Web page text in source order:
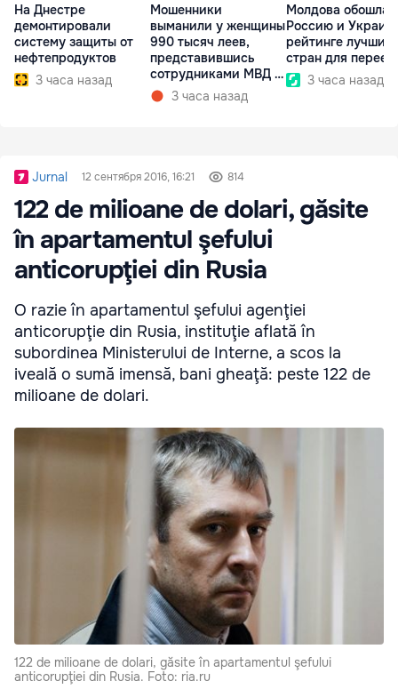
На Днестре
демонтировали
систему защиты от
нефтепродуктов
3 часа назад
Мошенники
выманили у женщины
990 тысяч леев,
представившись
сотрудниками МВД и
СИБ3 часа назад
Молдова обошла
Россию и
рейтинге лучших
стран для
3 часа назад
Jurnal 12 сентября 2016, 16:21 814
122 de milioane de dolari, găsite
în apartamentul şefului
anticorupţiei din Rusia
O razie în apartamentul şefului agenţiei
anticorupţie din Rusia, instituţie aflată în
subordinea Ministerului de Interne, a scos la
iveală o sumă imensă, bani gheaţă: peste 122 de
milioane de dolari.
122 de milioane de dolari, găsite în apartamentul şefului
anticorupţiei din Rusia. Foto: ria.ru